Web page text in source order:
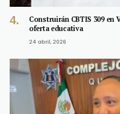
Construirán CBTIS 309 en
oferta educativa
24 abril, 2026